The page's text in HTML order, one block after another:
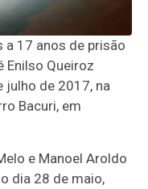
17 anos de prisão
Enilso Queiroz
julho de 2017, na
Bacuri, em
e Manoel Aroldo
dia 28 de maio,